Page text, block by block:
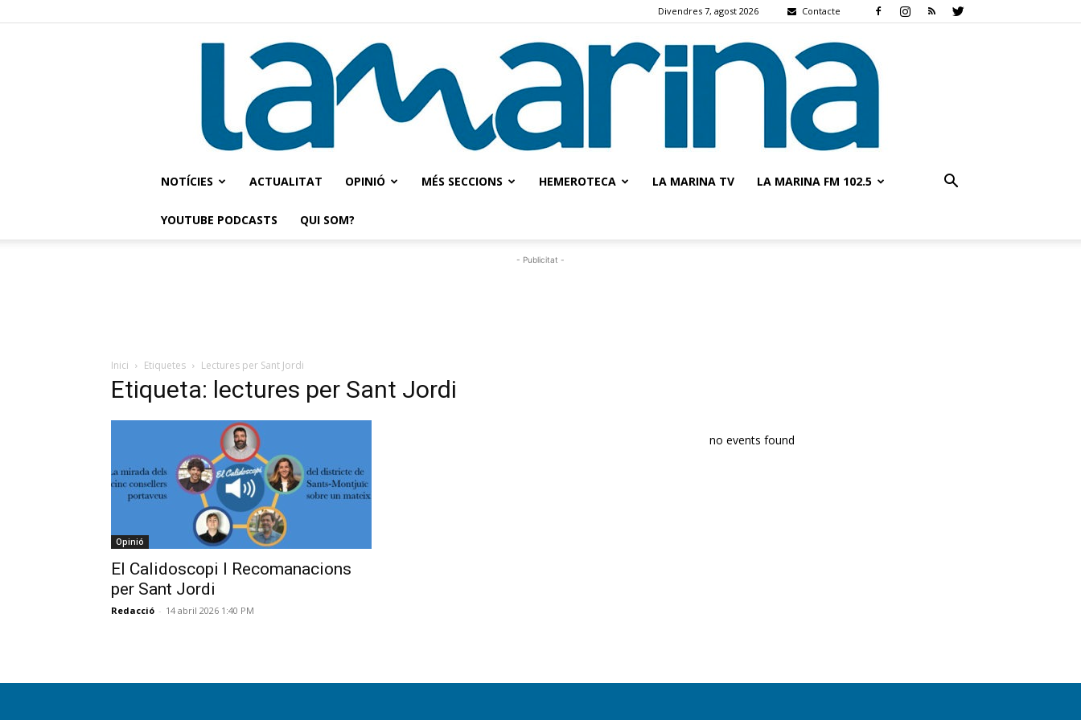
Divendres 7, agost 2026 Contacte
NOTÍCIES ACTUALITAT OPINIÓ MÉS SECCIONS HEMEROTECA LA MARINA TV LA MARINA FM 102.5
YOUTUBE PODCASTS QUI SOM?
- Publicitat -
Inici Etiquetes Lectures per Sant Jordi
Etiqueta: lectures per Sant Jordi
Opinió
El Calidoscopi l Recomanacions
per Sant Jordi
Redacció - 14 abril 2026 1:40 PM
no events found